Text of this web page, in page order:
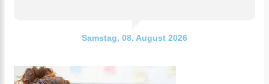
Samstag, 08. August 2026